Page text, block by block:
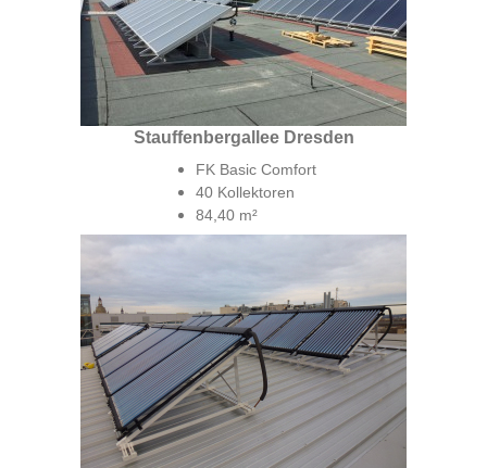
Stauffenbergallee Dresden
FK Basic Comfort
40 Kollektoren
84,40 m²